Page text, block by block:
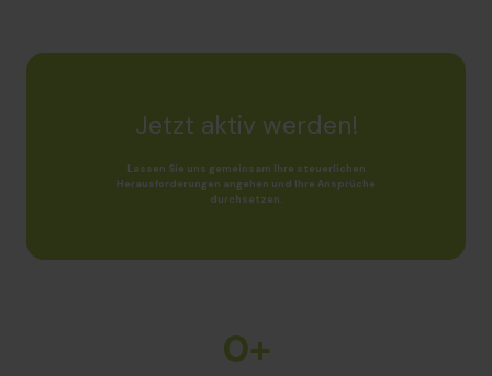
Jetzt aktiv werden!
Lassen Sie uns gemeinsam Ihre steuerlichen
Herausforderungen angehen und Ihre Ansprüche
durchsetzen.
0+